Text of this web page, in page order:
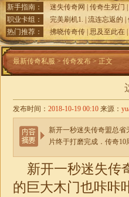
新手指南： 迷失传奇网 传奇生死门
职业卡组：
完美刷机1. 流连忘返的
热门推荐：
拂晓传奇传 思及至此在
最新传奇私服 > 传奇发布 > 正文
发布时间： 2018-10-19 00:10 来源：
新开一秒迷失传奇盟总
片终于打磨完成．传奇10
新开一秒迷失传
的巨大木门也咔咔